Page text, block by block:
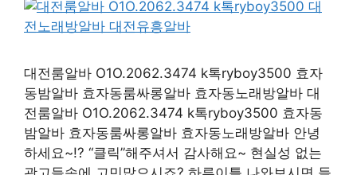
대전룸알바 O1O.2062.3474 k톡ryboy3500 효자
동밤알바 효자동룸싸롱알바 효자동노래방알바 대
전룸알바 O1O.2062.3474 k톡ryboy3500 효자동
밤알바 효자동룸싸롱알바 효자동노래방알바 안녕
하세요~!? “클릭”해주셔서 감사해요~ 현실성 없는